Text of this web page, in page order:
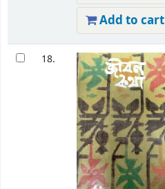
Add to cart
18.